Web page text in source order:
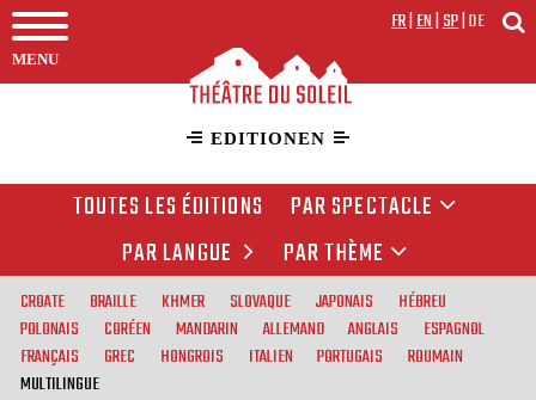
MENU
FR|EN|SP|DE
EDITIONEN
TOUTES LES ÉDITIONS
PAR SPECTACLE
PAR LANGUE
PAR THÈME
CROATE BRAILLE KHMER SLOVAQUE JAPONAIS
HÉBREU
POLONAIS
CORÉEN MANDARIN ALLEMAND ANGLAIS
ESPAGNOL
FRANÇAIS
GREC HONGROIS ITALIEN PORTUGAIS
ROUMAIN
MULTILINGUE